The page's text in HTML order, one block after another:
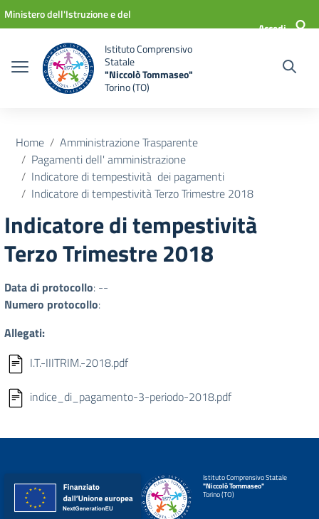
Vai ai contenuti
Vai al menu di navigazione
Vai al footer
Ministero dell'Istruzione e del
Accedi
Istituto Comprensivo
Statale
"Niccolò Tommaseo"
Torino (TO)
Home
Amministrazione Trasparente
Pagamenti dell' amministrazione
Indicatore di tempestività dei pagamenti
Indicatore di tempestività Terzo Trimestre 2018
Indicatore di tempestività
Terzo Trimestre 2018
Data di protocollo: --
Numero protocollo:
Allegati:
I.T.-IIITRIM.-2018.pdf
indice_di_pagamento-3-periodo-2018.pdf
Istituto Comprensivo Statale
"Niccolò Tommaseo"
Torino (TO)